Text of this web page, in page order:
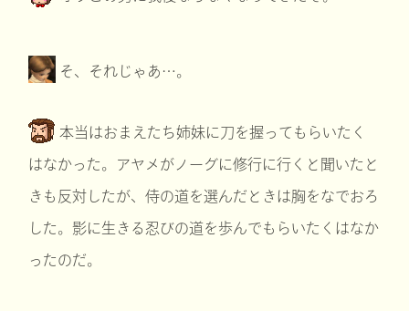
そ、それじゃあ…。
本当はおまえたち姉妹に刀を握ってもらいたく
はなかった。アヤメがノーグに修行に行くと聞いたと
きも反対したが、侍の道を選んだときは胸をなでおろ
した。影に生きる忍びの道を歩んでもらいたくはなか
ったのだ。